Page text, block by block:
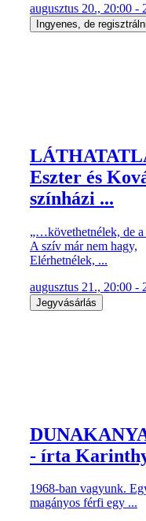
augusztus 20., 20:00 -
Ingyenes, de
Eszter és
színházi ...
„…követhetnélek, de a
A szív már nem hagy,
Elérhetnélek, ...
augusztus 21., 20:00 -
Jegyvásárlás
- írta
1968-ban vagyunk.
magányos férfi egy ...